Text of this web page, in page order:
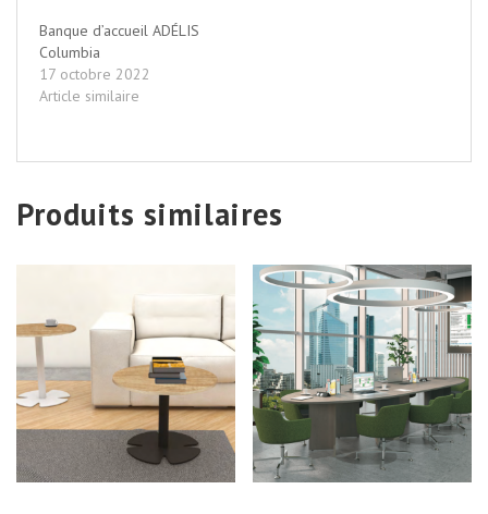
Banque d’accueil ADÉLIS
Columbia
17 octobre 2022
Article similaire
Produits similaires